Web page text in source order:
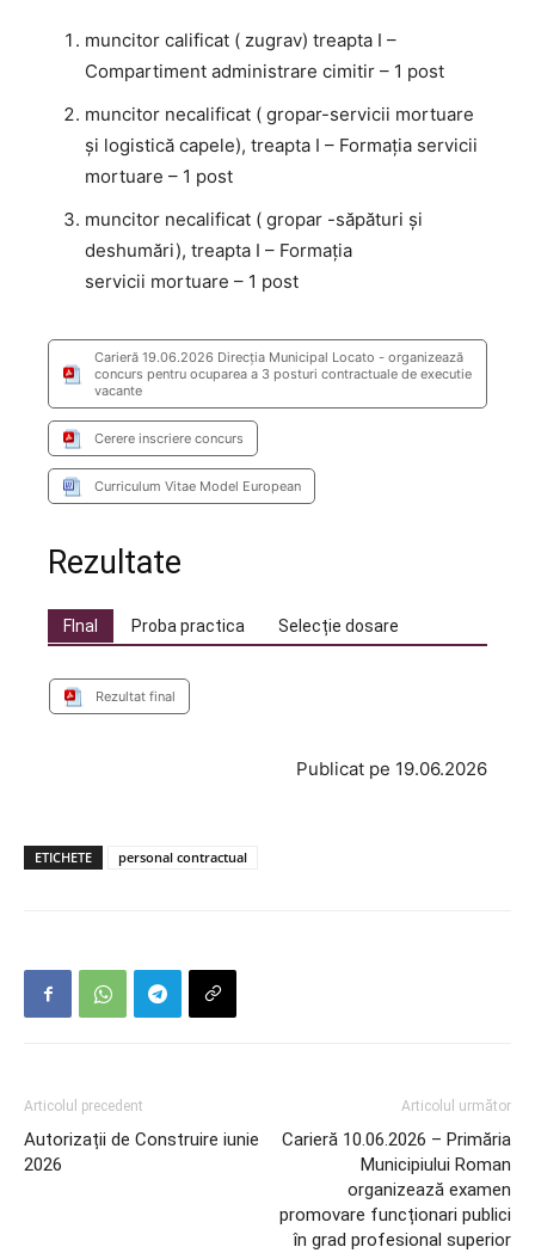
muncitor calificat ( zugrav) treapta I –
Compartiment administrare cimitir – 1 post
muncitor necalificat ( gropar-servicii mortuare
și logistică capele), treapta I – Formaţia servicii
mortuare – 1 post
muncitor necalificat ( gropar -săpături și
deshumări), treapta I – Formaţia
servicii mortuare – 1 post
Carieră 19.06.2026 Direcţia Municipal Locato - organizează
concurs pentru ocuparea a 3 posturi contractuale de executie
vacante
Cerere inscriere concurs
Curriculum Vitae Model European
Rezultate
FInal Proba practica Selecție dosare
Rezultat final
Publicat pe 19.06.2026
ETICHETE personal contractual
Articolul precedent
Autorizații de Construire iunie
2026
Articolul următor
Carieră 10.06.2026 – Primăria
Municipiului Roman
organizează examen
promovare funcționari publici
în grad profesional superior